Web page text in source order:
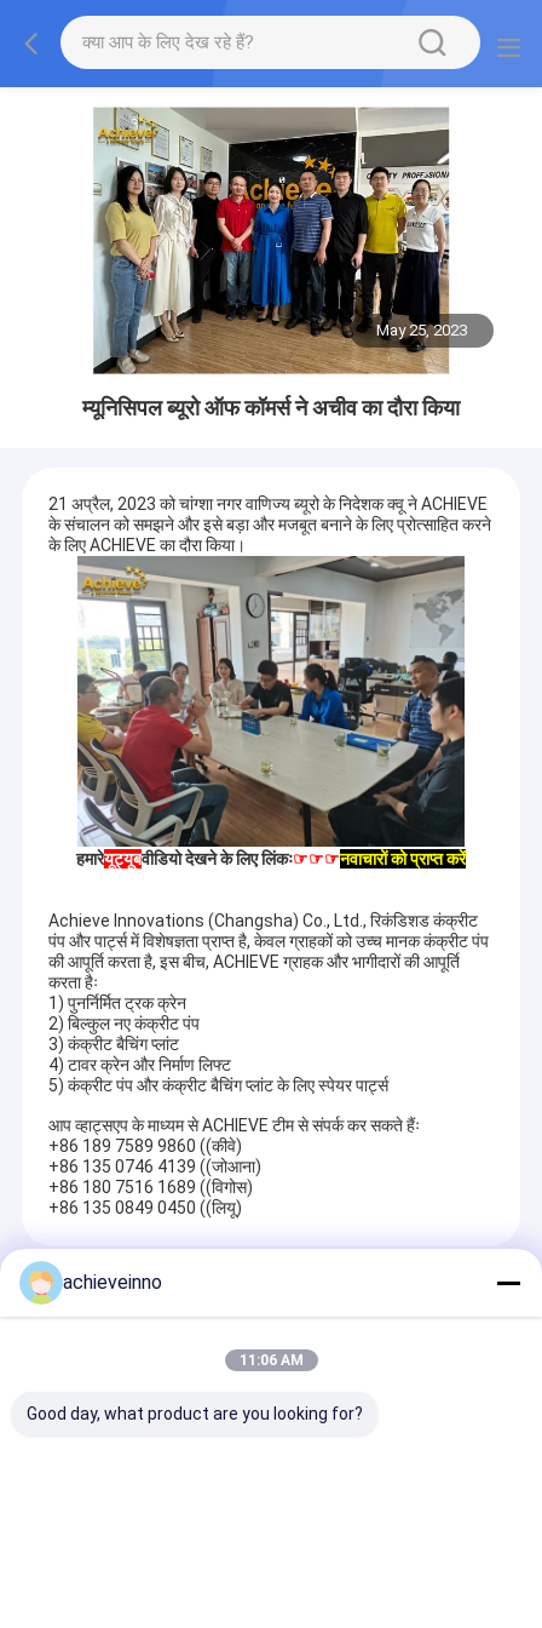
May 25, 2023
म्यूनिसिपल ब्यूरो ऑफ कॉमर्स ने अचीव का दौरा किया
21 अप्रैल, 2023 को चांग्शा नगर वाणिज्य ब्यूरो के निदेशक क्वू ने ACHIEVE
के संचालन को समझने और इसे बड़ा और मजबूत बनाने के लिए प्रोत्साहित करने
के लिए ACHIEVE का दौरा किया।
हमारेयूट्यूबवीडियो देखने के लिए लिंकः☞☞☞नवाचारों को प्राप्त करें
Achieve Innovations (Changsha) Co., Ltd., रिकंडिशड कंक्रीट
पंप और पार्ट्स में विशेषज्ञता प्राप्त है, केवल ग्राहकों को उच्च मानक कंक्रीट पंप
की आपूर्ति करता है, इस बीच, ACHIEVE ग्राहक और भागीदारों की आपूर्ति
करता हैः
1) पुनर्निर्मित ट्रक क्रेन
2) बिल्कुल नए कंक्रीट पंप
3) कंक्रीट बैचिंग प्लांट
4) टावर क्रेन और निर्माण लिफ्ट
5) कंक्रीट पंप और कंक्रीट बैचिंग प्लांट के लिए स्पेयर पार्ट्स
आप व्हाट्सएप के माध्यम से ACHIEVE टीम से संपर्क कर सकते हैंः
+86 189 7589 9860 ((कीवे)
+86 135 0746 4139 ((जोआना)
+86 180 7516 1689 ((विगोस)
+86 135 0849 0450 ((लियू)
Recommended Products
achieveinno
11:06 AM
Good day, what product are you looking for?